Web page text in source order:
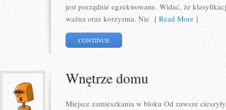
jest porządnie egzekwowane. Widać, że
ważna oraz korzystna. Nie [ Read More ]
CONTINUE
Wnętrze domu
Miejsce zamieszkania w bloku Od zawsze